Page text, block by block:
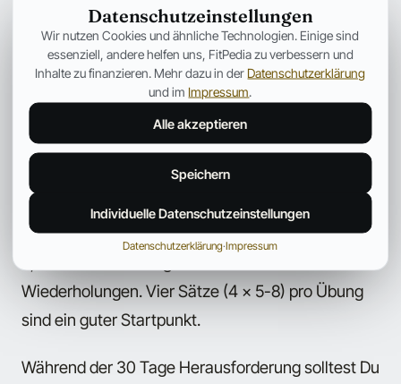
ganzen 30 Tage lang dasselbe Gewicht mit
derselben Anzahl von Wiederholungen und Sätzen
pro Woche bewegen. Du musst das Gewicht
erhöhen oder mehr Wiederholungen ausführen.
Hierbei ist empfehlenswert, dass Du mit 5
Wiederholungen beginnst und bei diesem Gewicht
bleibst, bis Du 8 Wiederholungen ausführen
kannst. Wenn Du 8 Wiederholungen schaffst,
erhöhst Du das Gewicht beim nächsten Mal um
Wiederholungen. Vier Sätze (4 x 5-8) pro Übung
sind ein guter Startpunkt.
Während der 30 Tage Herausforderung solltest Du
Datenschutzeinstellungen
Wir nutzen Cookies und ähnliche Technologien. Einige sind
essenziell, andere helfen uns, FitPedia zu verbessern und
Inhalte zu finanzieren. Mehr dazu in der Datenschutzerklärung
und im Impressum.
Alle akzeptieren
Speichern
Individuelle Datenschutzeinstellungen
Datenschutzerklärung·Impressum